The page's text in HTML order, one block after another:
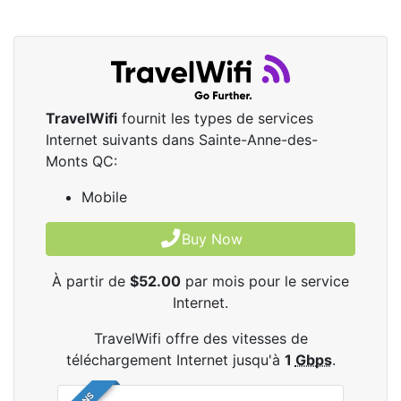
TravelWifi fournit les types de services
Internet suivants dans Sainte-Anne-des-
Monts QC:
Mobile
Buy Now
À partir de $52.00 par mois pour le service
Internet.
TravelWifi offre des vitesses de
téléchargement Internet jusqu'à 1 Gbps.